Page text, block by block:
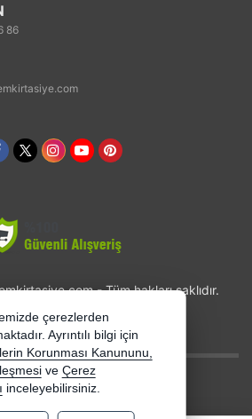
86
- Tüm hakları saklıdır.
SSL sertifikası ile
E-Ticaret ile hazırlanmıştır.
çerezlerden
Ayrıntılı bilgi için
Korunması Kanununu,
ve Çerez
inceleyebilirsiniz.